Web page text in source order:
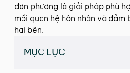
đơn phương là giải pháp phù
mối quan hệ hôn nhân và đảm
hai bên.
MỤC LỤC